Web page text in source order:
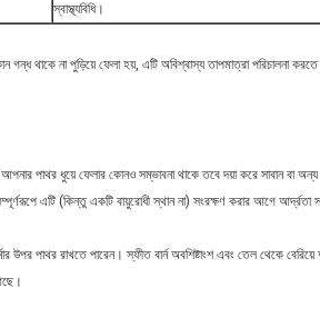
স্বাস্থ্যবিধি।
থাকে না পুড়িয়ে ফেলা হয়, এটি অবিশ্বাস্য তাপমাত্রা পরিচালনা
পাথর ধুয়ে ফেলার কোনও সম্ভাবনা থাকে তবে দয়া করে সাবান বা
এটি (কিন্তু একটি বায়ুরোধী স্থান না) সংরক্ষণ করার আগে আর্দ্রতা
উপর পাথর রাখতে পারেন। স্ফীত বার্ন অবশিষ্টাংশ এবং তেল থেকে